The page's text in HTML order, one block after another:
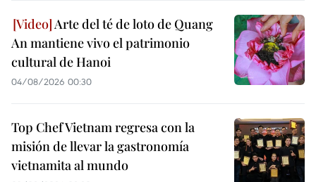
Arte del té de loto de Quang
An mantiene vivo el patrimonio
cultural de Hanoi
04/08/2026 00:30
Top Chef Vietnam regresa con la
misión de llevar la gastronomía
vietnamita al mundo